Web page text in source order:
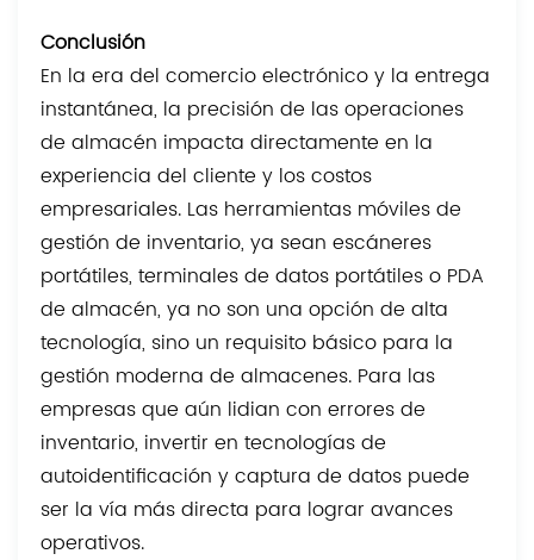
Conclusión
En la era del comercio electrónico y la entrega
instantánea, la precisión de las operaciones
de almacén impacta directamente en la
experiencia del cliente y los costos
empresariales. Las herramientas móviles de
gestión de inventario, ya sean escáneres
portátiles, terminales de datos portátiles o PDA
de almacén, ya no son una opción de alta
tecnología, sino un requisito básico para la
gestión moderna de almacenes. Para las
empresas que aún lidian con errores de
inventario, invertir en tecnologías de
autoidentificación y captura de datos puede
ser la vía más directa para lograr avances
operativos.